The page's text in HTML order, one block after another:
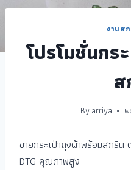
งานส
โปรโมชั่นกร
Byarriya
ขายกระเป๋าถุงผ้าพร้อมสกรี
DTG คุณภาพสูง